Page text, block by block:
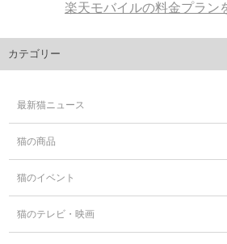
楽天モバイルの料金プラン
カテゴリー
最新猫ニュース
猫の商品
猫のイベント
猫のテレビ・映画